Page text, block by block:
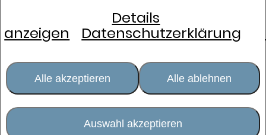
Details
anzeigen Datenschutzerklärung
Alle akzeptieren Alle ablehnen
Auswahl akzeptieren
Schlafsysteme
Matratzen
Flügelrahmen 300
Dormabell
Matratzenauflagen